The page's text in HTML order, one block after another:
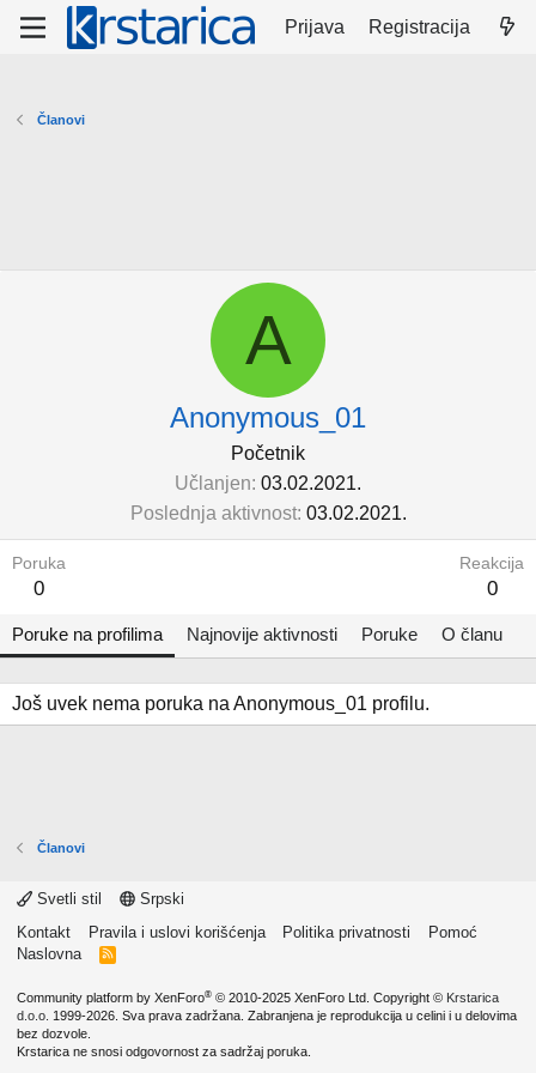
Prijava Registracija
Članovi
A
Anonymous_01
Početnik
Učlanjen 03.02.2021.
Poslednja aktivnost 03.02.2021.
Poruka
0
Reakcija
0
Poruke na profilima Najnovije aktivnosti Poruke O članu
Još uvek nema poruka na Anonymous_01 profilu.
Članovi
Svetli stil
Srpski
Kontakt
Pravila i uslovi korišćenja Politika privatnosti
Pomoć
Naslovna
R
Community platform by XenForo® © 2010-2025 XenForo Ltd. Copyright © Krstarica
d.o.o. 1999-2026. Sva prava zadržana. Zabranjena je reprodukcija u celini i u delovima
bez dozvole.
Krstarica ne snosi odgovornost za sadržaj poruka.